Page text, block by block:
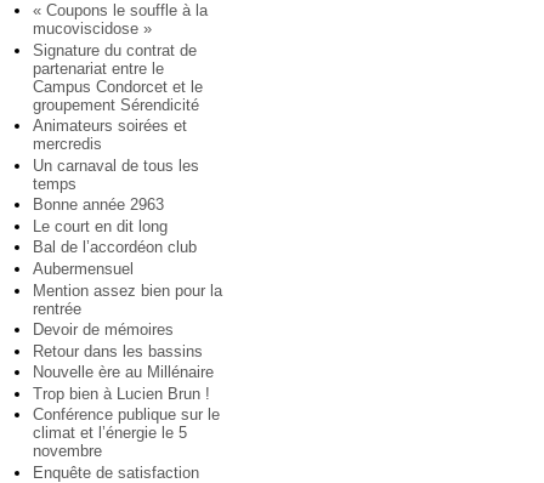
« Coupons le souffle à la
mucoviscidose »
Signature du contrat de
partenariat entre le
Campus Condorcet et le
groupement Sérendicité
Animateurs soirées et
mercredis
Un carnaval de tous les
temps
Bonne année 2963
Le court en dit long
Bal de l’accordéon club
Aubermensuel
Mention assez bien pour la
rentrée
Devoir de mémoires
Retour dans les bassins
Nouvelle ère au Millénaire
Trop bien à Lucien Brun !
Conférence publique sur le
climat et l’énergie le 5
novembre
Enquête de satisfaction